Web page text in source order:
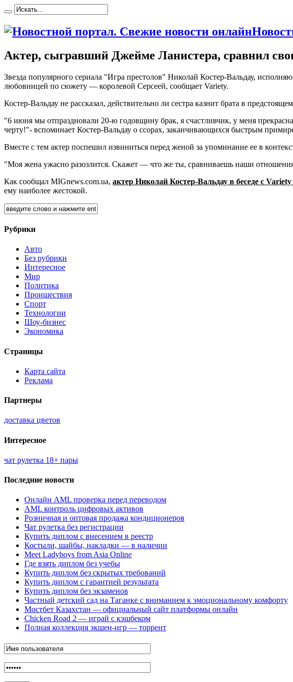
Актер, сыгравший Джейме Ланистера, сравнил
Звeздa популярного сериала "Игра престолов" Николай Костер-Вальдау,
любовницей по сюжету — королевой Серсеей, сообщает Variety.
Костер-Вальдау не рассказал, действительно ли сестра казнит брата в
"6 июня мы отпраздновали 20-ю годовщину брак, я счастливчик, у меня
черту!"- вспоминает Костер-Вальдау о ссорах, заканчивающихся быстрым
Вместе с тем актер поспешил извиниться перед женой за упоминание ее в
"Моя жена ужасно разозлится. Скажет — что же ты, сравниваешь наши
Как сообщал MIGnews.com.ua, актер Николай Костер-Вальдау в беседе с Variety
ему наиболее жестокой.
Рубрики
Авто
Без рубрики
Интересное
Мир
Политика
Проишествия
Спорт
Технологии
Шоу-бизнес
Экономика
Страницы
Карта сайта
Реклама
Партнеры
доставка цветов
Интересное
чат рулетка 18+ пары
Последние новости
Онлайн AML проверка перед переводом
AML контроль цифровых активов
Розничная и оптовая продажа кондиционеров
Чат рулетка без регистрации
Купить диплом с внесением в реестр
Костыли, шайбы, накладки — в наличии
Meet Ladyboys from Asia Online
Где взять диплом без учебы
Купить диплом без скрытых требований
Купить диплом с гарантией результата
Купить диплом без экзаменов
Частный детский сад на Таганке с вниманием к эмоциональному комфорту
Мостбет Казахстан — официальный сайт платформы онлайн
Chicken Road 2 — играй с кэшбеком
Полная коллекция экшен-игр — торрент